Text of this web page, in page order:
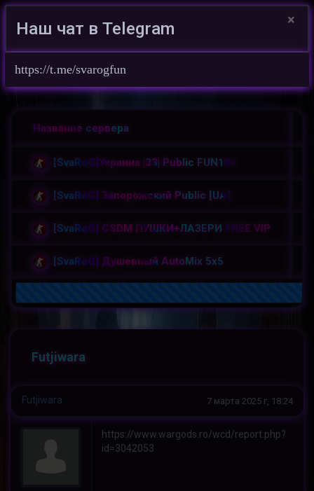
Войти на сайт
Название сервера
[SvaRoG]Украина |33| Public FUN18+
[SvaRoG] Запорожский Public [UA]
[SvaRoG] CSDM ПУШКИ+ЛАЗЕРИ FREE VIP
[SvaRoG] Душевный AutoMix 5x5
Futjiwara
Futjiwara 7 марта 2025 г, 18:24
https://www.wargods.ro/wcd/report.php?
id=3042053
Наш чат в Telegram ×
https://t.me/svarogfun